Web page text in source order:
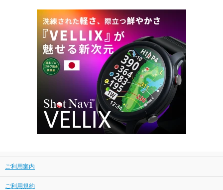
ご利用案内
ご利用規約